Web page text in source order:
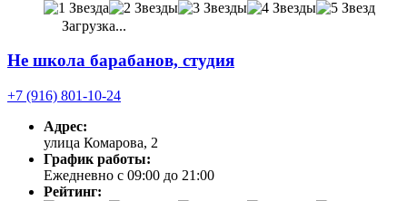
Загрузка...
Не школа барабанов, студия
+7 (916) 801-10-24
Адрес:
улица Комарова, 2
График работы:
Ежедневно с 09:00 до 21:00
Рейтинг: